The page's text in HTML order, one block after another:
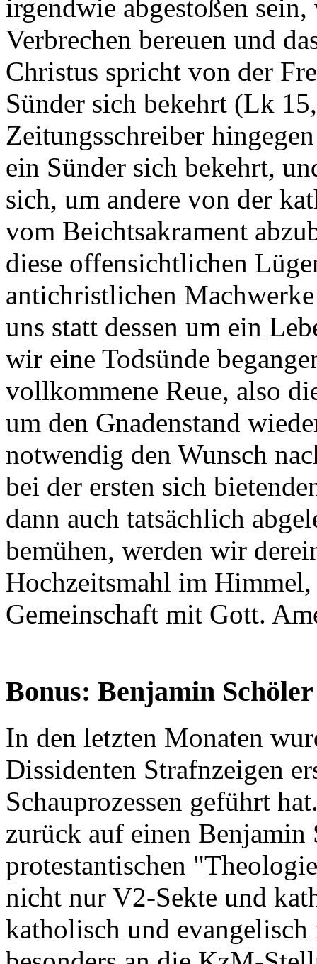
irgendwie abgestoßen
Verbrechen bereuen und
Christus spricht von der
Sünder sich bekehrt (Lk
Zeitungsschreiber
ein Sünder sich bekehrt,
sich, um andere von der
vom Beichtsakrament
diese offensichtlichen
antichristlichen
uns statt dessen um ein
wir eine Todsünde
vollkommene Reue, also
um den Gnadenstand
notwendig den Wunsch
bei der ersten sich
dann auch tatsächlich
bemühen, werden wir
Hochzeitsmahl im
Gemeinschaft mit Gott.
Bonus: Benjamin
In den letzten Monaten
Dissidenten Strafnzeigen
Schauprozessen geführt
zurück auf einen Benjamin
protestantischen
nicht nur V2-Sekte und
katholisch und evangelisch